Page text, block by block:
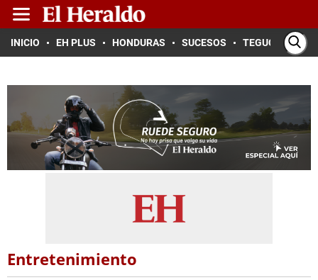
INICIO EH PLUS HONDURAS SUCESOS TEGUCIGALPA
Entretenimiento